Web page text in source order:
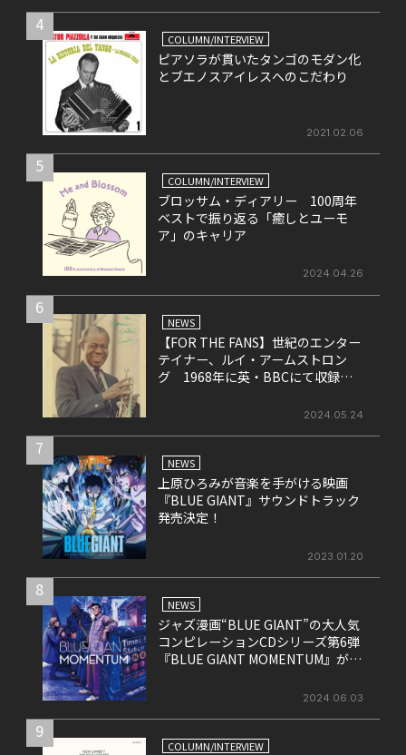
4
COLUMN/INTERVIEW
ピアソラが貫いたタンゴのモダン化
とブエノスアイレスへのこだわり
2021.02.06
5
COLUMN/INTERVIEW
ブロッサム・ディアリー 100周年
ベストで振り返る「癒しとユーモ
ア」のキャリア
2024.04.26
6
NEWS
【FOR THE FANS】世紀のエンター
テイナー、ルイ・アームストロン
グ 1968年に英・BBCにて収録さ
2024.05.24
7
NEWS
上原ひろみが音楽を手がける映画
『BLUE GIANT』サウンドトラック
発売決定！
2023.01.20
8
NEWS
ジャズ漫画“BLUE GIANT”の大人気
コンピレーションCDシリーズ第6弾
『BLUE GIANT MOMENTUM』が6
2024.06.03
9
COLUMN/INTERVIEW